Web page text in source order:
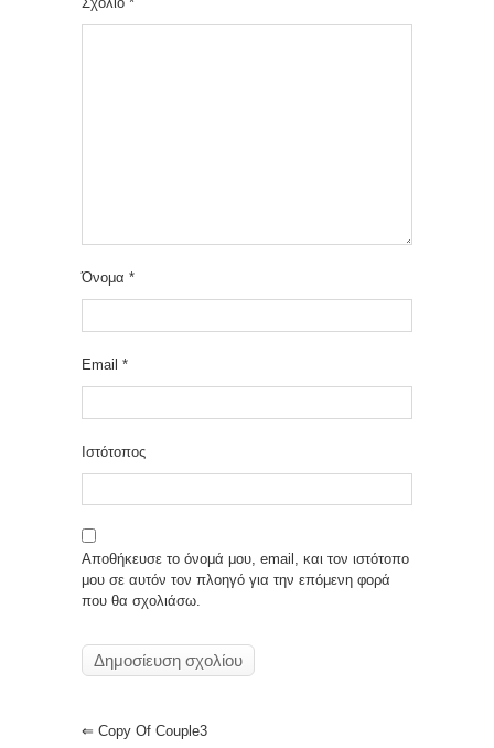
Όνομα *
Email *
Ιστότοπος
Αποθήκευσε το όνομά μου, email, και τον ιστότοπο
μου σε αυτόν τον πλοηγό για την επόμενη φορά
που θα σχολιάσω.
⇐ Copy Of Couple3